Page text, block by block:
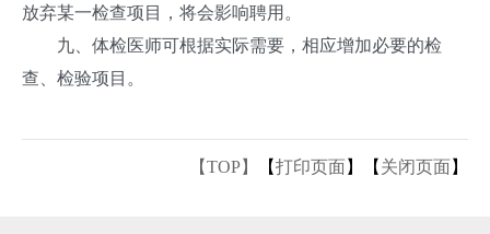
放弃某一检查项目，将会影响聘用。
九、体检医师可根据实际需要，相应增加必要的检
查、检验项目。
【TOP】 【打印页面】【 关闭页面】